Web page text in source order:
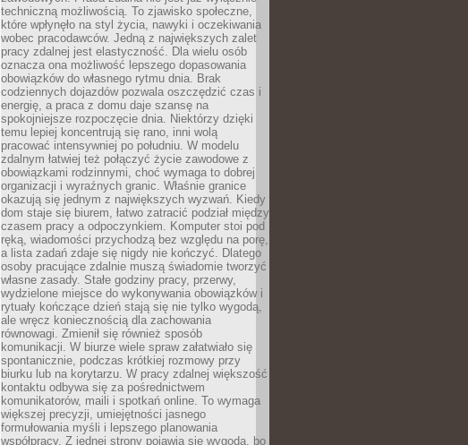
techniczną możliwością. To zjawisko społeczne,
które wpłynęło na styl życia, nawyki i oczekiwania
wobec pracodawców. Jedną z największych zalet
pracy zdalnej jest elastyczność. Dla wielu osób
oznacza ona możliwość lepszego dopasowania
obowiązków do własnego rytmu dnia. Brak
codziennych dojazdów pozwala oszczędzić czas i
energię, a praca z domu daje szansę na
spokojniejsze rozpoczęcie dnia. Niektórzy dzięki
temu lepiej koncentrują się rano, inni wolą
pracować intensywniej po południu. W modelu
zdalnym łatwiej też połączyć życie zawodowe z
obowiązkami rodzinnymi, choć wymaga to dobrej
organizacji i wyraźnych granic. Właśnie granice
okazują się jednym z największych wyzwań. Kiedy
dom staje się biurem, łatwo zatracić podział między
czasem pracy a odpoczynkiem. Komputer stoi pod
ręką, wiadomości przychodzą bez względu na porę,
a lista zadań zdaje się nigdy nie kończyć. Dlatego
osoby pracujące zdalnie muszą świadomie tworzyć
własne zasady. Stałe godziny pracy, przerwy,
wydzielone miejsce do wykonywania obowiązków i
rytuały kończące dzień stają się nie tylko wygodą,
ale wręcz koniecznością dla zachowania
równowagi. Zmienił się również sposób
komunikacji. W biurze wiele spraw załatwiało się
spontanicznie, podczas krótkiej rozmowy przy
biurku lub na korytarzu. W pracy zdalnej większość
kontaktu odbywa się za pośrednictwem
komunikatorów, maili i spotkań online. To wymaga
większej precyzji, umiejętności jasnego
formułowania myśli i lepszego planowania
współpracy. Z jednej strony pojawia się wygoda, bo